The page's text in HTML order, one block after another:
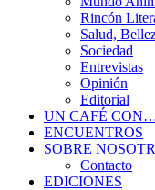
Rincón
Salud,
Sociedad
Entrevistas
Opinión
Editorial
UN CAFÉ
ENCUENTROS
SOBRE
Contacto
EDICIONES